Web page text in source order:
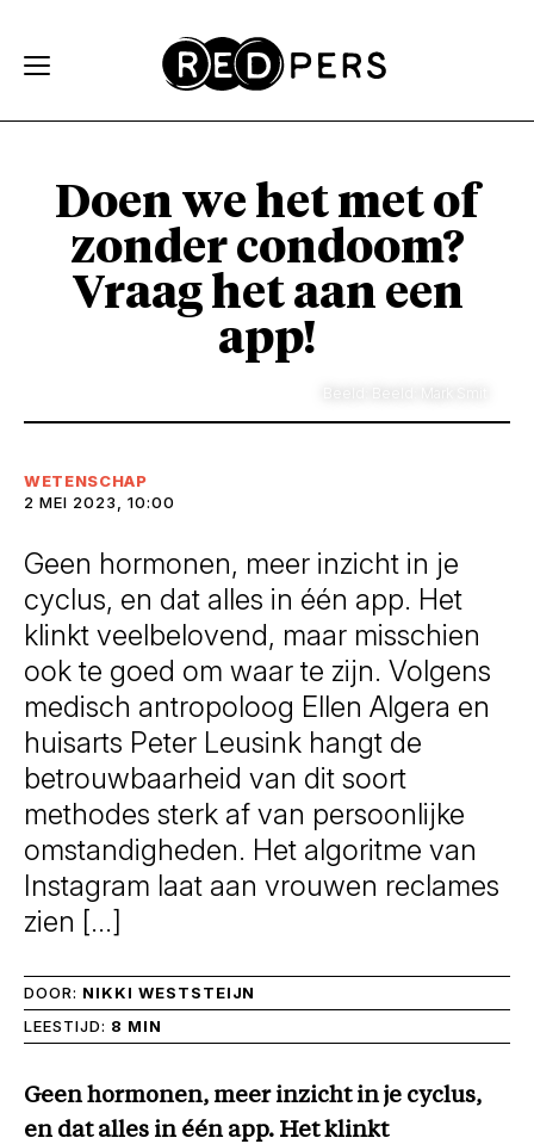
Doen we het met of
zonder condoom?
Vraag het aan een
app!
WETENSCHAP
2 MEI 2023, 10:00
Geen hormonen, meer inzicht in je
cyclus, en dat alles in één app. Het
klinkt veelbelovend, maar misschien
ook te goed om waar te zijn. Volgens
medisch antropoloog Ellen Algera en
huisarts Peter Leusink hangt de
betrouwbaarheid van dit soort
methodes sterk af van persoonlijke
omstandigheden. Het algoritme van
Instagram laat aan vrouwen reclames
zien […]
DOOR: NIKKI WESTSTEIJN
LEESTIJD: 8 MIN
Geen hormonen, meer inzicht in je cyclus,
en dat alles in één app. Het klinkt